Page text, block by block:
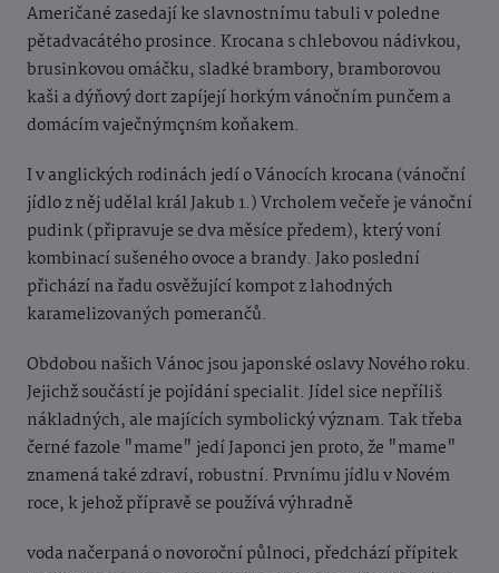
Američané zasedají ke slavnostnímu tabuli v poledne
pětadvacátého prosince. Krocana s chlebovou nádivkou,
brusinkovou omáčku, sladké brambory, bramborovou
kaši a dýňový dort zapíjejí horkým vánočním punčem a
domácím vaječnýmçnśm koňakem.
I v anglických rodinách jedí o Vánocích krocana (vánoční
jídlo z něj udělal král Jakub 1.) Vrcholem večeře je vánoční
pudink (připravuje se dva měsíce předem), který voní
kombinací sušeného ovoce a brandy. Jako poslední
přichází na řadu osvěžující kompot z lahodných
karamelizovaných pomerančů.
Obdobou našich Vánoc jsou japonské oslavy Nového roku.
Jejichž součástí je pojídání specialit. Jídel sice nepříliš
nákladných, ale majících symbolický význam. Tak třeba
černé fazole "mame" jedí Japonci jen proto, že "mame"
znamená také zdraví, robustní. Prvnímu jídlu v Novém
roce, k jehož přípravě se používá výhradně
voda načerpaná o novoroční půlnoci, předchází přípitek